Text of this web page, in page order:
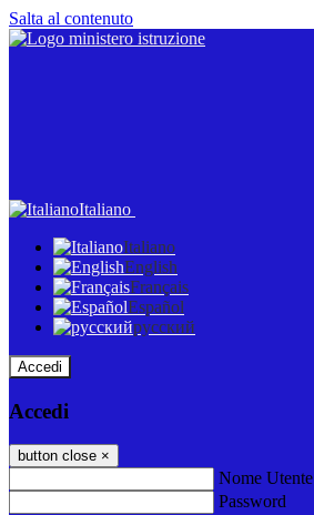
Salta al contenuto
Italiano
Italiano
English
Français
Español
русский
Accedi
Accedi
button close ×
Nome Utente
Password